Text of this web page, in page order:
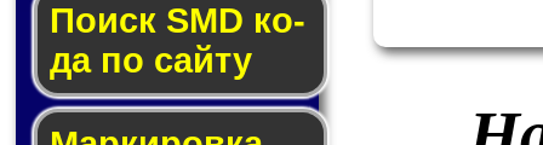
Поиск SMD ко­
да по сай­ту